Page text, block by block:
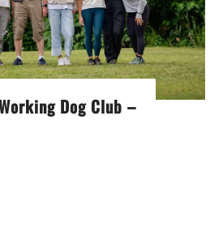
Dog Club –